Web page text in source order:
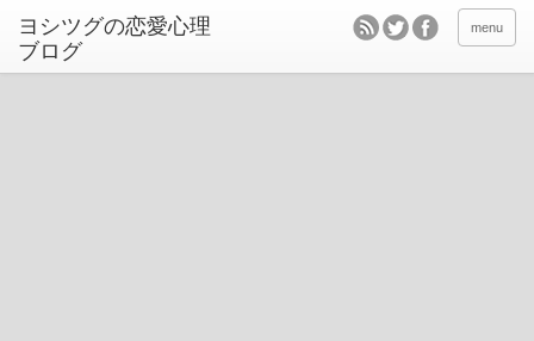
ヨシツグの恋愛心理
ブログ
menu